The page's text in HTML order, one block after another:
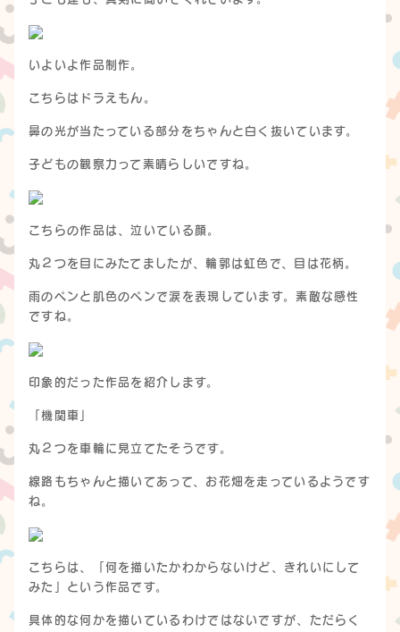
いよいよ作品制作。
こちらはドラえもん。
鼻の光が当たっている部分をちゃんと白く抜いています。
子どもの観察力って素晴らしいですね。
こちらの作品は、泣いている顔。
丸２つを目にみたてましたが、輪郭は虹色で、目は花柄。
雨のペンと肌色のペンで涙を表現しています。素敵な感性
ですね。
印象的だった作品を紹介します。
「機関車」
丸２つを車輪に見立てたそうです。
線路もちゃんと描いてあって、お花畑を走っているようです
ね。
こちらは、「何を描いたかわからないけど、きれいにして
みた」という作品です。
具体的な何かを描いているわけではないですが、ただらく